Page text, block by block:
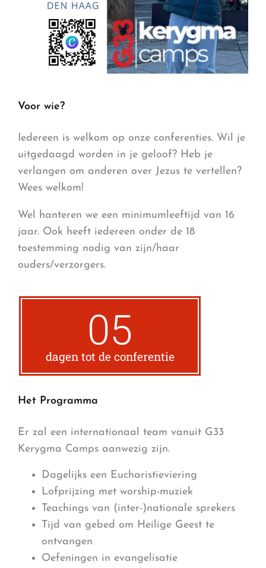
Voor wie?
Iedereen is welkom op onze conferenties. Wil je
uitgedaagd worden in je geloof? Heb je
verlangen om anderen over Jezus te vertellen?
Wees welkom!
Wel hanteren we een minimumleeftijd van 16
jaar. Ook heeft iedereen onder de 18
toestemming nodig van zijn/haar
ouders/verzorgers.
05
dagen tot de conferentie
Het Programma
Er zal een internationaal team vanuit G33
Kerygma Camps aanwezig zijn.
Dagelijks een Eucharistieviering
Lofprijzing met worship-muziek
Teachings van (inter-)nationale sprekers
Tijd van gebed om Heilige Geest te
ontvangen
Oefeningen in evangelisatie